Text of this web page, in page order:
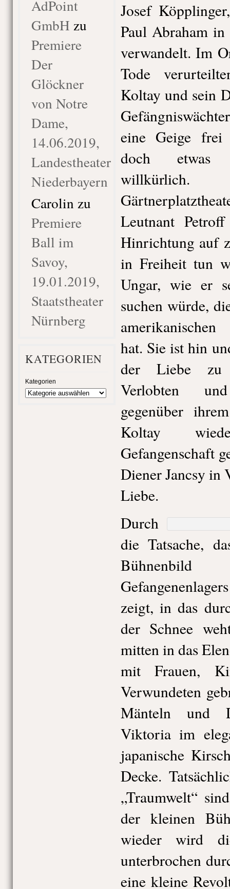
AdPoint
GmbH zu
Premiere
Der
Glöckner
von Notre
Dame,
14.06.2019,
Landestheater
Niederbayern
Carolin zu
Premiere
Ball im
Savoy,
19.01.2019,
Staatstheater
Nürnberg
KATEGORIEN
Kategorien
Josef
Paul Abraham
verwandelt. Im
Tode
Koltay und sein
eine Geige frei
doch
Leutnant
Hinrichtung auf
in Freiheit tun
Ungar, wie er
suchen würde,
hat. Sie ist hin
der Liebe zu
Verlobten
gegenüber
Koltay
Gefangenschaft
Diener Jancsy in
Liebe.
Durch
die Tatsache,
zeigt, in das
der Schnee
mitten in das
mit Frauen,
Verwundeten
Mänteln und
Viktoria im
japanische
Decke.
„Traumwelt“
der kleinen
wieder wird
unterbrochen
eine kleine